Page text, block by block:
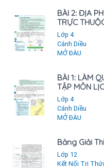
BÀI 2: ĐỊA
TRỰC
Lớp 4
Cánh Diều
MỞ ĐÀU
BÀI 1: LÀM
TẬP MÔN
Lớp 4
Cánh Diều
MỞ ĐÀU
Bảng Giải
Lớp 12
Kết Nối Tri